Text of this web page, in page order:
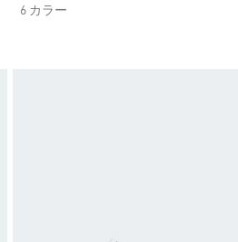
6 カラー